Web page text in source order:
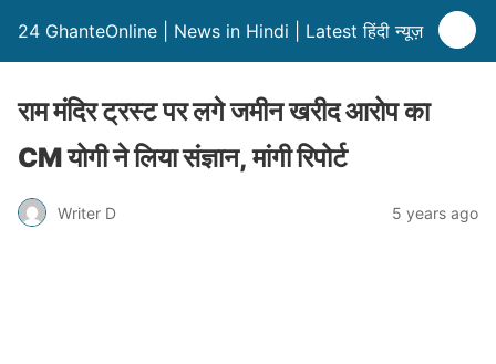
24 GhanteOnline | News in Hindi | Latest हिंदी न्यूज़
राम मंदिर ट्रस्ट पर लगे जमीन खरीद आरोप का
CM योगी ने लिया संज्ञान, मांगी रिपोर्ट
Writer D 5 years ago